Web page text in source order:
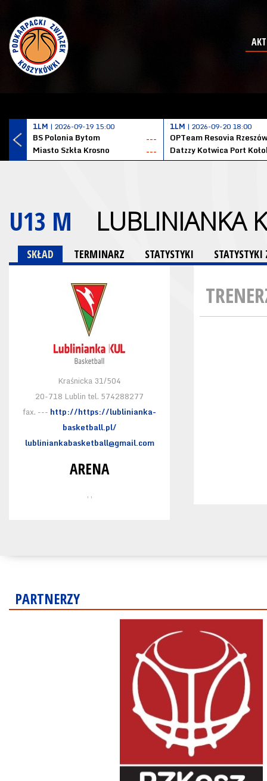
1LM | 2026-09-19 15:00
BS Polonia Bytom
---
Miasto Szkła Krosno
---
1LM | 2026-09-20 18:00
OPTeam Resovia Rzeszów
U13 M LUBLINIANKA
SKŁAD TERMINARZ STATYSTYKI
Kraśnicka 31/504
20-718 Lublin tel. 574288277
fax. --- http://https://lublinianka-
basketball.pl/
lubliniankabasketball@gmail.com
ARENA
, ,
PARTNERZY